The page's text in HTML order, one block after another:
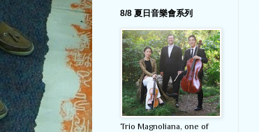
8/8 夏日音樂會系列
Trio Magnoliana, one of